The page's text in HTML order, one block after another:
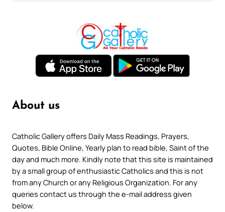
About us
Catholic Gallery offers Daily Mass Readings, Prayers,
Quotes, Bible Online, Yearly plan to read bible, Saint of the
day and much more. Kindly note that this site is maintained
by a small group of enthusiastic Catholics and this is not
from any Church or any Religious Organization. For any
queries contact us through the e-mail address given
below.